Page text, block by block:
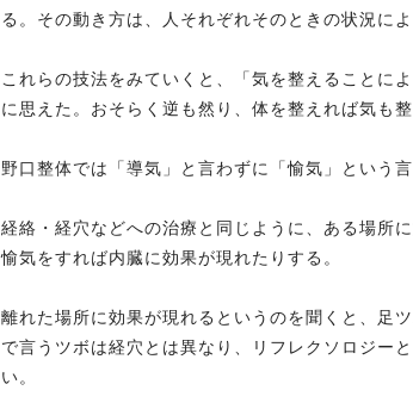
る。その動き方は、人それぞれそのときの状況に
これらの技法をみていくと、「気を整えることに
に思えた。おそらく逆も然り、体を整えれば気も整
野口整体では「導気」と言わずに「愉気」という言
経絡・経穴などへの治療と同じように、ある場所
愉気をすれば内臓に効果が現れたりする。
離れた場所に効果が現れるというのを聞くと、足
で言うツボは経穴とは異なり、リフレクソロジー
い。